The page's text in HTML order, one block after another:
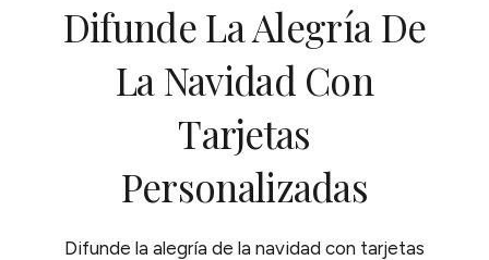
Difunde La Alegría De
La Navidad Con
Tarjetas
Personalizadas
Difunde la alegría de la navidad con tarjetas